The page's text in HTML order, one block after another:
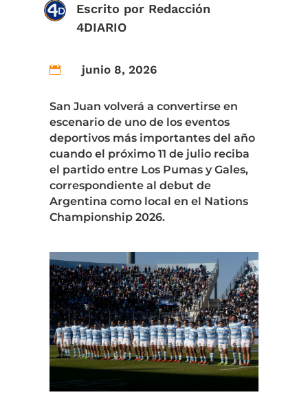
Escrito por Redacción
4DIARIO
 junio 8, 2026
San Juan volverá a convertirse en
escenario de uno de los eventos
deportivos más importantes del año
cuando el próximo 11 de julio reciba
el partido entre Los Pumas y Gales,
correspondiente al debut de
Argentina como local en el Nations
Championship 2026.